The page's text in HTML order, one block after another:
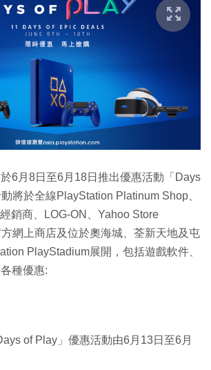
6月8日至6月18日推出優惠活動「Days
將於全線PlayStation Platinum Shop、
銷商、LOG-ON、Yahoo Store
網上商店及位於奧海城、荃新天地及屯
PlayStadium展開，包括遊戲軟件、
種優惠:
of Play」優惠活動由6月13日至6月